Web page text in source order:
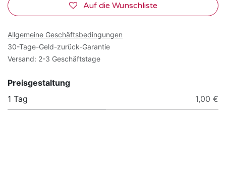
Auf die Wunschliste
Allgemeine Geschäftsbedingungen
30-Tage-Geld-zurück-Garantie
Versand: 2-3 Geschäftstage
Preisgestaltung
1 Tag
1,00 €